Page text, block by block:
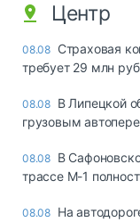
Центр
08.08 Страховая
требует 29 млн
08.08 В Липецкой
грузовым
08.08 В
трассе М-1
08.08 На